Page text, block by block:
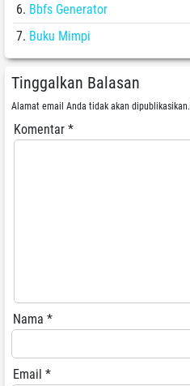
Bbfs Generator
Buku Mimpi
Tinggalkan Balasan
Alamat email Anda tidak akan dipublikasikan.
Komentar *
Nama *
Email *